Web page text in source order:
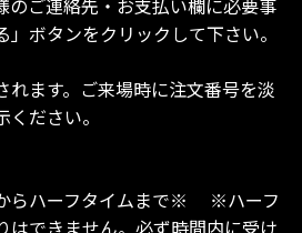
のご連絡先・お支払い欄に必要事
ボタンをクリックして下さい。
れます。ご来場時に注文番号を淡
ださい。
からハーフタイムまで※ ※ハーフ
はできません。必ず時間内に受け